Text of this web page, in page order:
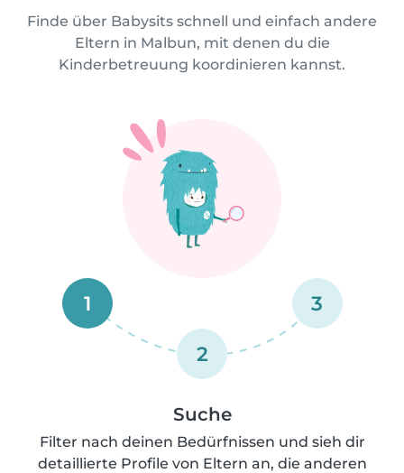
Finde über Babysits schnell und einfach andere
Eltern in Malbun, mit denen du die
Kinderbetreuung koordinieren kannst.
1
2
3
Suche
Filter nach deinen Bedürfnissen und sieh dir
detaillierte Profile von Eltern an, die anderen